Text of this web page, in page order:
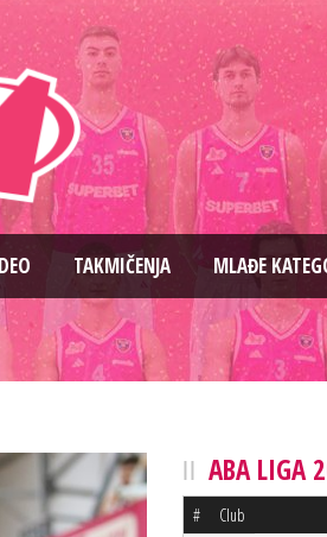
TAKMIČENJA MLAĐE
ABA LIGA
# Club